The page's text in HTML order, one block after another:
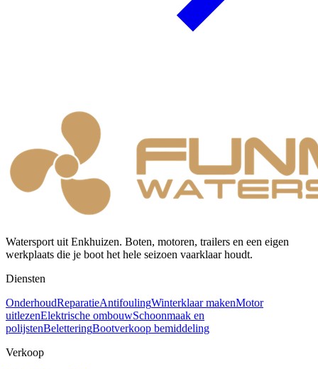
Watersport uit Enkhuizen. Boten, motoren, trailers en een eigen
werkplaats die je boot het hele seizoen vaarklaar houdt.
Diensten
OnderhoudReparatieAntifoulingWinterklaar makenMotor
uitlezenElektrische ombouwSchoonmaak en
polijstenBeletteringBootverkoop bemiddeling
Verkoop